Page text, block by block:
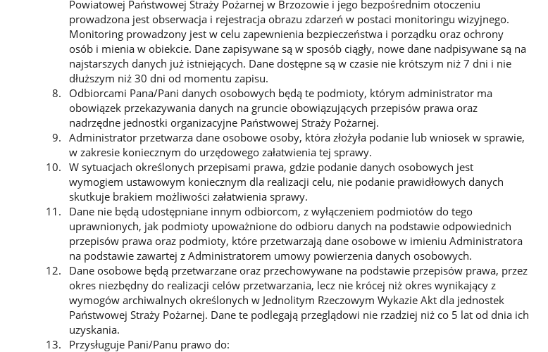
Powiatowej Państwowej Straży Pożarnej w Brzozowie i jego bezpośrednim otoczeniu
prowadzona jest obserwacja i rejestracja obrazu zdarzeń w postaci monitoringu wizyjnego.
Monitoring prowadzony jest w celu zapewnienia bezpieczeństwa i porządku oraz ochrony
osób i mienia w obiekcie. Dane zapisywane są w sposób ciągły, nowe dane nadpisywane są na
najstarszych danych już istniejących. Dane dostępne są w czasie nie krótszym niż 7 dni i nie
dłuższym niż 30 dni od momentu zapisu.
Odbiorcami Pana/Pani danych osobowych będą te podmioty, którym administrator ma
obowiązek przekazywania danych na gruncie obowiązujących przepisów prawa oraz
nadrzędne jednostki organizacyjne Państwowej Straży Pożarnej.
Administrator przetwarza dane osobowe osoby, która złożyła podanie lub wniosek w sprawie,
w zakresie koniecznym do urzędowego załatwienia tej sprawy.
W sytuacjach określonych przepisami prawa, gdzie podanie danych osobowych jest
wymogiem ustawowym koniecznym dla realizacji celu, nie podanie prawidłowych danych
skutkuje brakiem możliwości załatwienia sprawy.
Dane nie będą udostępniane innym odbiorcom, z wyłączeniem podmiotów do tego
uprawnionych, jak podmioty upoważnione do odbioru danych na podstawie odpowiednich
przepisów prawa oraz podmioty, które przetwarzają dane osobowe w imieniu Administratora
na podstawie zawartej z Administratorem umowy powierzenia danych osobowych.
Dane osobowe będą przetwarzane oraz przechowywane na podstawie przepisów prawa, przez
okres niezbędny do realizacji celów przetwarzania, lecz nie krócej niż okres wynikający z
wymogów archiwalnych określonych w Jednolitym Rzeczowym Wykazie Akt dla jednostek
Państwowej Straży Pożarnej. Dane te podlegają przeglądowi nie rzadziej niż co 5 lat od dnia ich
uzyskania.
Przysługuje Pani/Panu prawo do: